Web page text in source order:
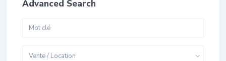
Advanced Search
Vente / Location